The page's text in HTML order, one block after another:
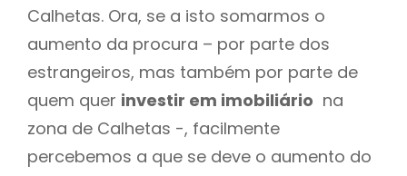
Calhetas. Ora, se a isto somarmos o
aumento da procura – por parte dos
estrangeiros, mas também por parte de
quem quer investir em imobiliário na
zona de Calhetas -, facilmente
percebemos a que se deve o aumento do